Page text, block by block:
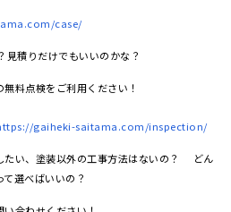
case/
積りだけでもいいのかな？
料点検をご利用ください！
gaiheki-saitama.com/inspection/
たい、塗装以外の工事方法はないの？ どん
選べばいいの？